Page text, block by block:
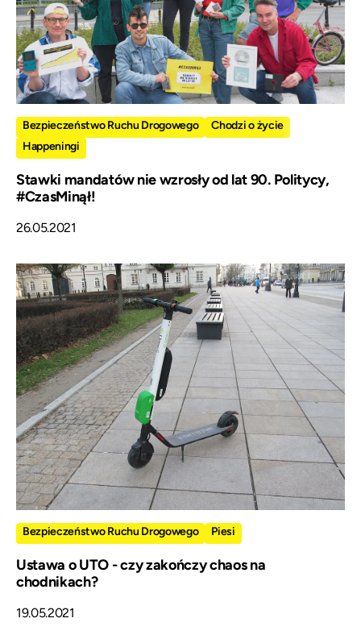
Bezpieczeństwo Ruchu Drogowego
Chodzi o życie
Happeningi
Stawki mandatów nie wzrosły od lat 90. Politycy,
#CzasMinął!
26.05.2021
Bezpieczeństwo Ruchu Drogowego Piesi
Ustawa o UTO - czy zakończy chaos na
chodnikach?
19.05.2021